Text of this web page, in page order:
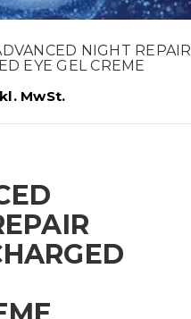
NIGHT REPAIR
EYE GEL CREME
MwSt.